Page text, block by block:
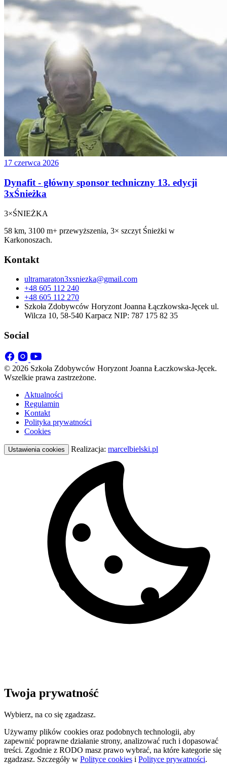
17 czerwca 2026
Dynafit - główny sponsor techniczny 13. edycji
3xŚnieżka
3×ŚNIEŻKA
58 km, 3100 m+ przewyższenia, 3× szczyt Śnieżki w
Karkonoszach.
Kontakt
ultramaraton3xsniezka@gmail.com
+48 605 112 240
+48 605 112 270
Szkoła Zdobywców Horyzont Joanna Łączkowska-Jęcek ul.
Wilcza 10, 58-540 Karpacz NIP: 787 175 82 35
Social
© 2026 Szkoła Zdobywców Horyzont Joanna Łaczkowska-Jęcek.
Wszelkie prawa zastrzeżone.
Aktualności
Regulamin
Kontakt
Polityka prywatności
Cookies
Ustawienia cookies Realizacja: marcelbielski.pl
Twoja prywatność
Wybierz, na co się zgadzasz.
Używamy plików cookies oraz podobnych technologii, aby
zapewnić poprawne działanie strony, analizować ruch i dopasować
treści. Zgodnie z RODO masz prawo wybrać, na które kategorie się
zgadzasz. Szczegóły w Polityce cookies i Polityce prywatności.